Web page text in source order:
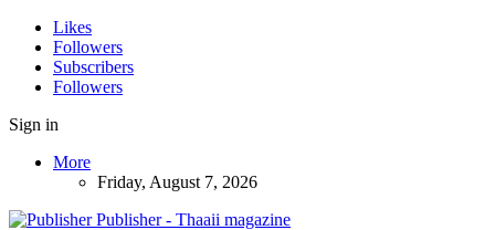
Likes
Followers
Subscribers
Followers
Sign in
More
Friday, August 7, 2026
Publisher - Thaaii magazine